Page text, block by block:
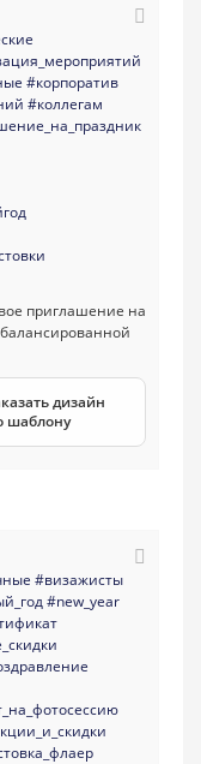
#корпоратив
#коллегам
дизайн
шаблону
#визажисты
#new_year